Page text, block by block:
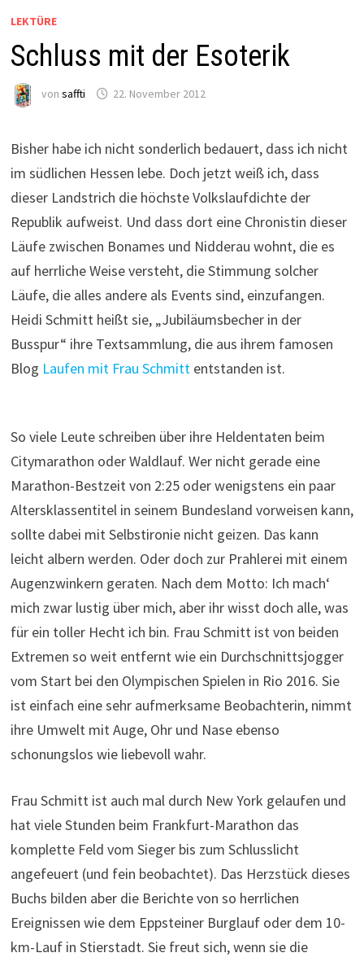
LEKTÜRE
Schluss mit der Esoterik
von saffti 22. November 2012
Bisher habe ich nicht sonderlich bedauert, dass ich nicht
im südlichen Hessen lebe. Doch jetzt weiß ich, dass
dieser Landstrich die höchste Volkslaufdichte der
Republik aufweist. Und dass dort eine Chronistin dieser
Läufe zwischen Bonames und Nidderau wohnt, die es
auf herrliche Weise versteht, die Stimmung solcher
Läufe, die alles andere als Events sind, einzufangen.
Heidi Schmitt heißt sie, „Jubiläumsbecher in der
Busspur“ ihre Textsammlung, die aus ihrem famosen
Blog Laufen mit Frau Schmittentstanden ist.
So viele Leute schreiben über ihre Heldentaten beim
Citymarathon oder Waldlauf. Wer nicht gerade eine
Marathon-Bestzeit von 2:25 oder wenigstens ein paar
Altersklassentitel in seinem Bundesland vorweisen kann,
sollte dabei mit Selbstironie nicht geizen. Das kann
leicht albern werden. Oder doch zur Prahlerei mit einem
Augenzwinkern geraten. Nach dem Motto: Ich mach‘
mich zwar lustig über mich, aber ihr wisst doch alle, was
für ein toller Hecht ich bin. Frau Schmitt ist von beiden
Extremen so weit entfernt wie ein Durchschnittsjogger
vom Start bei den Olympischen Spielen in Rio 2016. Sie
ist einfach eine sehr aufmerksame Beobachterin, nimmt
ihre Umwelt mit Auge, Ohr und Nase ebenso
schonungslos wie liebevoll wahr.
Frau Schmitt ist auch mal durch New York gelaufen und
hat viele Stunden beim Frankfurt-Marathon das
komplette Feld vom Sieger bis zum Schlusslicht
angefeuert (und fein beobachtet). Das Herzstück dieses
Buchs bilden aber die Berichte von so herrlichen
Ereignissen wie dem Eppsteiner Burglauf oder dem 10-
km-Lauf in Stierstadt. Sie freut sich, wenn sie die